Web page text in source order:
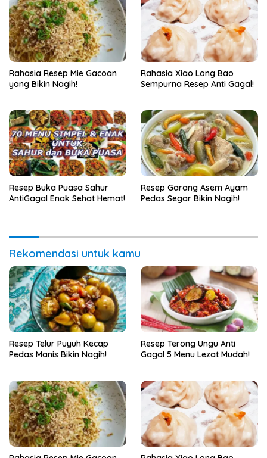
Rahasia Resep Mie Gacoan
yang Bikin Nagih!
Rahasia Xiao Long Bao
Sempurna Resep Anti Gagal!
Resep Buka Puasa Sahur
AntiGagal Enak Sehat Hemat!
Resep Garang Asem Ayam
Pedas Segar Bikin Nagih!
Rekomendasi untuk kamu
Resep Telur Puyuh Kecap
Pedas Manis Bikin Nagih!
Resep Terong Ungu Anti
Gagal 5 Menu Lezat Mudah!